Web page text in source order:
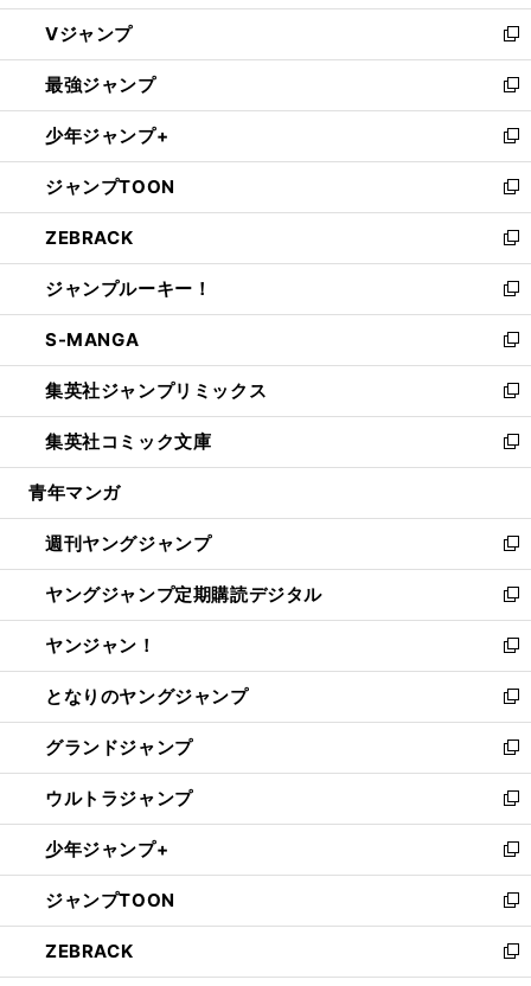
ウ
ィ
ン
ド
ウ
で
開
く
し
い
ウ
ィ
ン
ド
ウ
で
開
く
Vジャンプ
新
し
い
ウ
ィ
ン
ド
ウ
で
開
く
最強ジャンプ
新
し
い
ウ
ィ
ン
ド
ウ
で
開
く
少年ジャンプ+
新
し
い
ウ
ィ
ン
ド
ウ
で
開
く
ジャンプTOON
新
し
い
ウ
ィ
ン
ド
ウ
で
開
く
ZEBRACK
新
し
い
ウ
ィ
ン
ド
ウ
で
開
ジャンプルーキー！
新
し
い
ウ
ィ
ン
ド
ウ
開
く
S-MANGA
新
し
い
ウ
ィ
ン
ウ
で
開
く
集英社ジャンプリミックス
新
し
い
ウ
ン
ド
ウ
で
開
く
集英社コミック文庫
新
し
ウ
ィ
ン
ド
ウ
で
開
く
青年マンガ
週刊ヤングジャンプ
新
し
い
ウ
ィ
ン
ド
ウ
で
開
く
ヤングジャンプ定期購読デジタル
新
し
い
ウ
ィ
ン
ド
ウ
で
開
く
ヤンジャン！
新
し
い
ウ
ィ
ン
ド
ウ
で
開
く
となりのヤングジャンプ
新
し
い
ウ
ィ
ン
ド
ウ
で
開
く
グランドジャンプ
新
し
い
ウ
ィ
ン
ド
ウ
で
開
ウルトラジャンプ
新
し
い
ウ
ィ
ン
ド
ウ
少年ジャンプ+
新
し
い
ウ
ィ
ン
ジャンプTOON
新
し
い
ウ
ZEBRACK
新
し